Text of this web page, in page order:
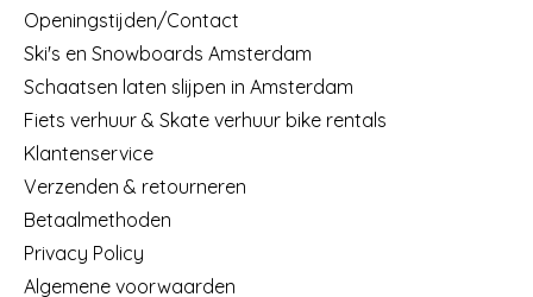
Openingstijden/Contact
Ski's en Snowboards Amsterdam
Schaatsen laten slijpen in Amsterdam
Fiets verhuur & Skate verhuur bike rentals
Klantenservice
Verzenden & retourneren
Betaalmethoden
Privacy Policy
Algemene voorwaarden